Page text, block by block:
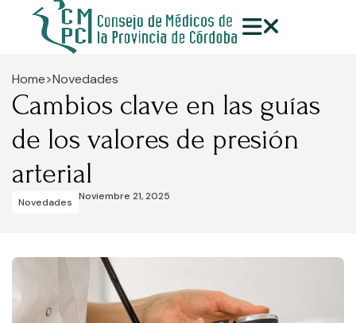
Home>Novedades
Cambios clave en las guías
de los valores de presión
arterial
Novedades Noviembre 21, 2025